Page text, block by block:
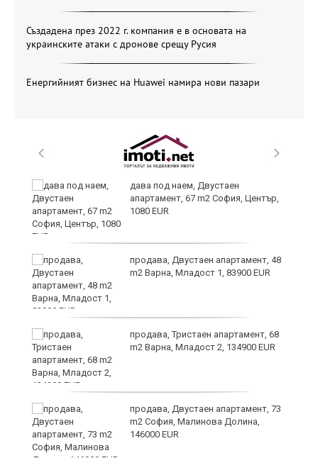
Създадена през 2022 г. компания е в основата на
украинските атаки с дронове срещу Русия
Енергийният бизнес на Huawei намира нови пазари
дава под наем, Двустаен
апартамент, 67 m2 София, Център,
1080 EUR
продава, Двустаен апартамент, 48
m2 Варна, Младост 1, 83900 EUR
продава, Тристаен апартамент, 68
m2 Варна, Младост 2, 134900 EUR
продава, Двустаен апартамент, 73
m2 София, Малинова Долина,
146000 EUR